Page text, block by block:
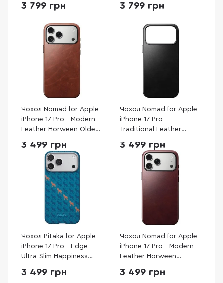
3 799 грн 3 799 грн
Чохол Nomad for Apple
iPhone 17 Pro - Modern
Leather Horween Olde
3 499 грн
Чохол Nomad for Apple
iPhone 17 Pro -
Traditional Leather
(NM011963858)
3 499 грн
Чохол Pitaka for Apple
iPhone 17 Pro - Edge
Ultra-Slim Happiness
3 499 грн
Чохол Nomad for Apple
iPhone 17 Pro - Modern
Leather Horween
3 499 грн